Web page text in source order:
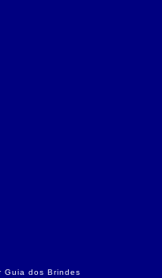
Guia dos Brindes